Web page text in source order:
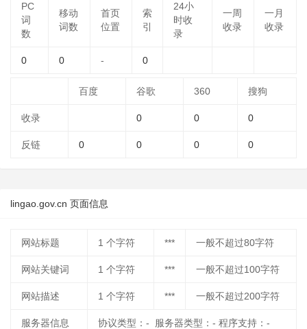
PC
词
数
移动
词数
首页
位置
索
引
24小
时收
录
一周
收录
一月
收录
0 0 - 0
百度 谷歌 360 搜狗
收录 0 0 0
反链 0 0 0 0
lingao.gov.cn 页面信息
网站标题 1 个字符 *** 一般不超过80字符
网站关键词 1 个字符 *** 一般不超过100字符
网站描述 1 个字符 *** 一般不超过200字符
服务器信息 协议类型：- 服务器类型：- 程序支持：-